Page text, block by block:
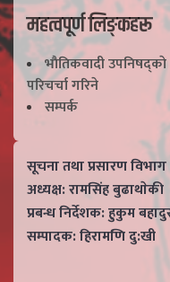
महत्वपूर्ण लिङ्कहरू
भाैतिकवादी उपनिषद्काे
परिचर्चा गरिने
सम्पर्क
सूचना तथा प्रसारण
अध्यक्ष: रामसिंह बुढाथाेकी
प्रबन्ध निर्देशक: हुकुम
सम्पादक: हिरामणि दु:खी